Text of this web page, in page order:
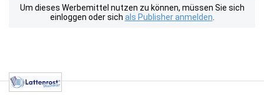
Um dieses Werbemittel nutzen zu können, müssen Sie sich
einloggen oder sich als Publisher anmelden